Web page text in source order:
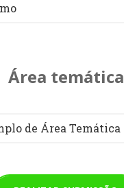
Área temática
de Área Temática